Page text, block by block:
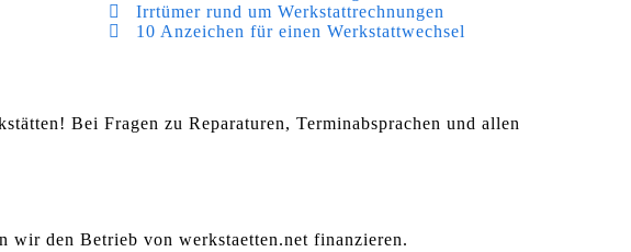
Irrtümer rund um Werkstattrechnungen
10 Anzeichen für einen Werkstattwechsel
Bei Fragen zu Reparaturen, Terminabsprachen und allen
den Betrieb von werkstaetten.net finanzieren.